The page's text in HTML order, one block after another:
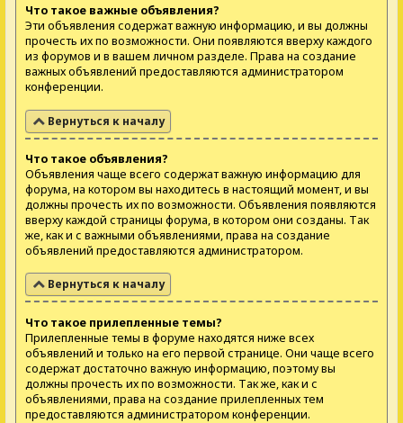
Что такое важные объявления?
Эти объявления содержат важную информацию, и вы должны
прочесть их по возможности. Они появляются вверху каждого
из форумов и в вашем личном разделе. Права на создание
важных объявлений предоставляются администратором
конференции.
Вернуться к началу
Что такое объявления?
Объявления чаще всего содержат важную информацию для
форума, на котором вы находитесь в настоящий момент, и вы
должны прочесть их по возможности. Объявления появляются
вверху каждой страницы форума, в котором они созданы. Так
же, как и с важными объявлениями, права на создание
объявлений предоставляются администратором.
Вернуться к началу
Что такое прилепленные темы?
Прилепленные темы в форуме находятся ниже всех
объявлений и только на его первой странице. Они чаще всего
содержат достаточно важную информацию, поэтому вы
должны прочесть их по возможности. Так же, как и с
объявлениями, права на создание прилепленных тем
предоставляются администратором конференции.